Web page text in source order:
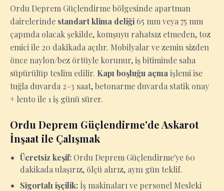
Ordu Deprem Güçlendirme bölgesinde apartman
dairelerinde standart klima deliği 65 mm veya 75 mm
çapında olacak şekilde, komşuyu rahatsız etmeden, toz
emici ile 20 dakikada açılır. Mobilyalar ve zemin sizden
önce naylon/bez örtüyle korunur, iş bitiminde saha
süpürülüp teslim edilir. Kapı boşluğu açma işlemi ise
tuğla duvarda 2–3 saat, betonarme duvarda statik onay
+ lento ile 1 iş günü sürer.
Ordu Deprem Güçlendirme'de Askarot
İnşaat ile Çalışmak
Ücretsiz keşif: Ordu Deprem Güçlendirme'ye 60
dakikada ulaşırız, ölçü alırız, aynı gün teklif.
Sigortalı işçilik: İş makinaları ve personel Mesleki